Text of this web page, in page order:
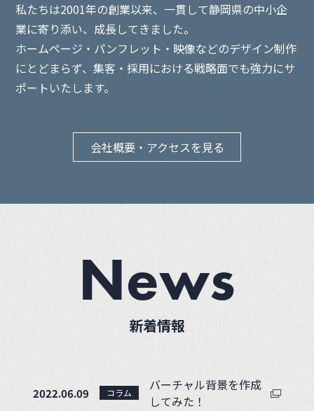
私たちは2001年の創業以来、一貫して静岡県の中小企
業に寄り添い、 成長してきました。
ホームページ・パンフレット・映像などのデザイン制作
にとどまらず、集客・採用における戦略面でも強力にサ
ポートいたします。
会社概要・アクセスを見る
News
新着情報
2022.06.09 コラム
バーチャル背景を作成
してみた！